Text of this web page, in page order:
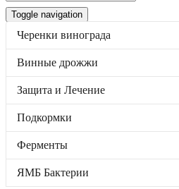
Toggle navigation
Каталог
Винные дрожжи
Защита и Лечение
Подкормки
Ферменты
Бренды
Отложенные товары
Черенки винограда
p
Черенки винограда
Винные дрожжи
Защита и Лечение
Подкормки
Ферменты
ЯМБ Бактерии